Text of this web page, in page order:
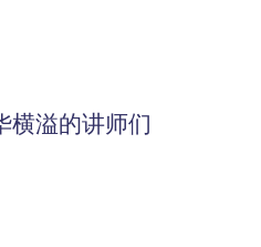
横溢的讲师们